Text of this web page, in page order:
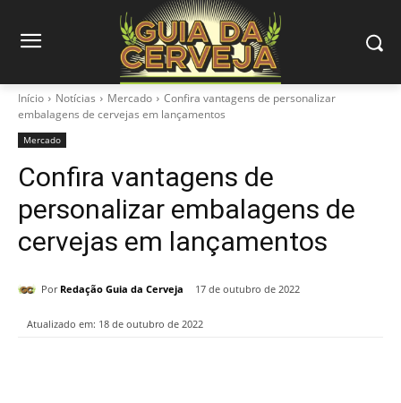
Início Notícias Mercado
Confira vantagens de personalizar
embalagens de cervejas em lançamentos
Mercado
Confira vantagens de
personalizar embalagens de
cervejas em lançamentos
Por Redação Guia da Cerveja 17 de outubro de 2022
Atualizado em: 18 de outubro de 2022